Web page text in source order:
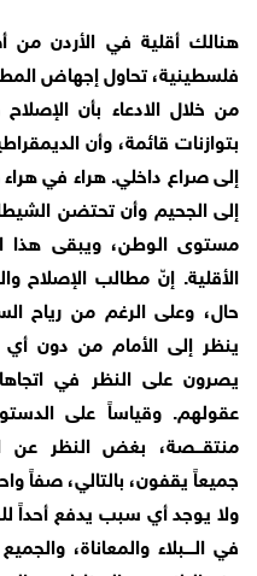
هنالك أقلية في الأردن
فلسطينية، تحاول إجهاض
من خلال الادعاء بأن
بتوازنات قائمة، وأن
إلى صراع داخلي. هراء في
إلى الجحيم وأن تحتضن
مستوى الوطن، ويبقى هذا
الأقلية. إنّ مطالب الإصلاح
حال، وعلى الرغم من رياح
ينظر إلى الأمام من دون أي
يصرون على النظر في
عقولهم. وقياساً على
منتقـــصة، بغض النظر عن
جميعاً يقفون، بالتالي، صفاً
ولا يوجد أي سبب يدفع أحداً
في الــــبلاء والمعاناة،